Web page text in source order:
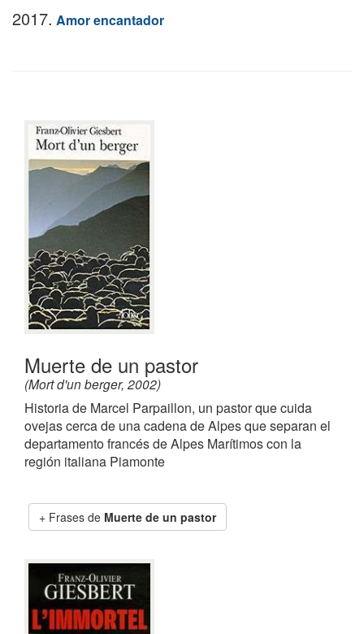
2017. Amor encantador
Muerte de un pastor
(Mort d'un berger, 2002)
Historia de Marcel Parpaillon, un pastor que cuida
ovejas cerca de una cadena de Alpes que separan el
departamento francés de Alpes Marítimos con la
región italiana Piamonte
Frases de Muerte de un pastor